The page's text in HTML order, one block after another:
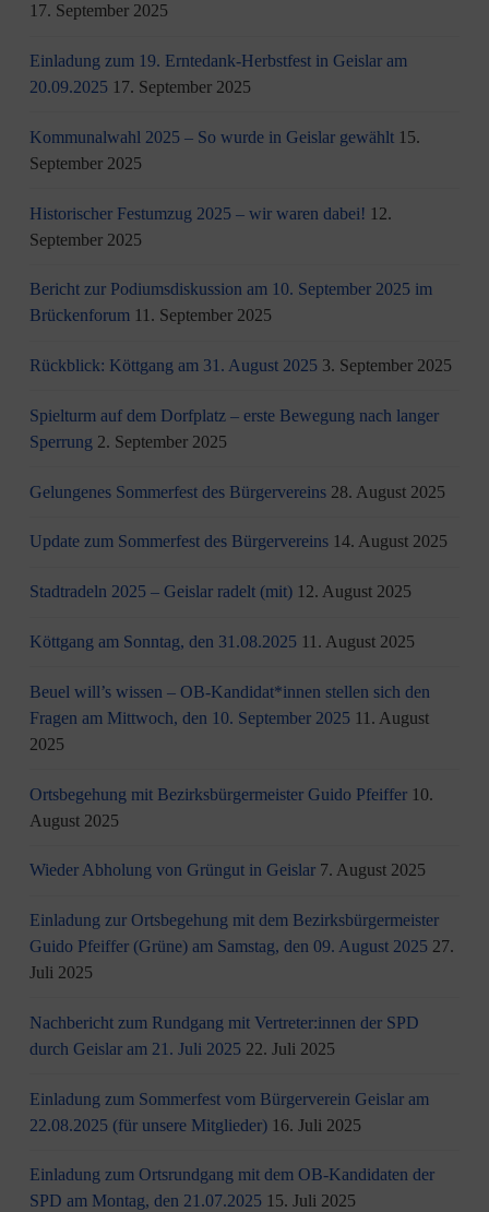
17. September 2025
Einladung zum 19. Erntedank-Herbstfest in Geislar am
20.09.2025 17. September 2025
Kommunalwahl 2025 – So wurde in Geislar gewählt 15.
September 2025
Historischer Festumzug 2025 – wir waren dabei! 12.
September 2025
Bericht zur Podiumsdiskussion am 10. September 2025 im
Brückenforum 11. September 2025
Rückblick: Köttgang am 31. August 2025 3. September 2025
Spielturm auf dem Dorfplatz – erste Bewegung nach langer
Sperrung 2. September 2025
Gelungenes Sommerfest des Bürgervereins 28. August 2025
Update zum Sommerfest des Bürgervereins 14. August 2025
Stadtradeln 2025 – Geislar radelt (mit) 12. August 2025
Köttgang am Sonntag, den 31.08.2025 11. August 2025
Beuel will’s wissen – OB-Kandidat*innen stellen sich den
Fragen am Mittwoch, den 10. September 2025 11. August
2025
Ortsbegehung mit Bezirksbürgermeister Guido Pfeiffer 10.
August 2025
Wieder Abholung von Grüngut in Geislar 7. August 2025
Einladung zur Ortsbegehung mit dem Bezirksbürgermeister
Guido Pfeiffer (Grüne) am Samstag, den 09. August 2025 27.
Juli 2025
Nachbericht zum Rundgang mit Vertreter:innen der SPD
durch Geislar am 21. Juli 2025 22. Juli 2025
Einladung zum Sommerfest vom Bürgerverein Geislar am
22.08.2025 (für unsere Mitglieder) 16. Juli 2025
Einladung zum Ortsrundgang mit dem OB-Kandidaten der
SPD am Montag, den 21.07.2025 15. Juli 2025